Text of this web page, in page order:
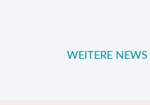
WEITERE NEWS